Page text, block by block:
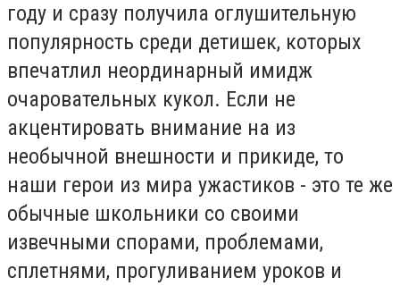
году и сразу получила оглушительную
популярность среди детишек, которых
впечатлил неординарный имидж
очаровательных кукол. Если не
акцентировать внимание на из
необычной внешности и прикиде, то
наши герои из мира ужастиков - это те же
обычные школьники со своими
извечными спорами, проблемами,
сплетнями, прогуливанием уроков и